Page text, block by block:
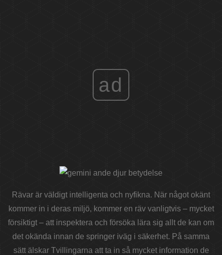
ad
Rävar är väldigt intelligenta och nyfikna. När något okänt
kommer in i deras miljö, kommer en räv vanligtvis – mycket
försiktigt – att inspektera och försöka lära sig allt de kan om
det okända innan de springer iväg i säkerhet. På samma
sätt älskar Tvillingarna att ta in så mycket information de